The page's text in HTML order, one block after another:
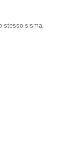
stesso sisma.